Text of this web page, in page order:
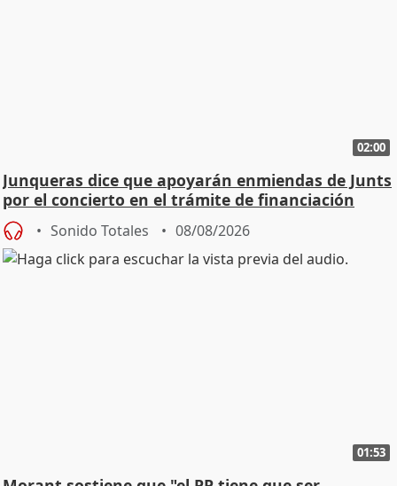
02:00
Junqueras dice que apoyarán enmiendas de Junts
por el concierto en el trámite de financiación
Sonido Totales 08/08/2026
01:53